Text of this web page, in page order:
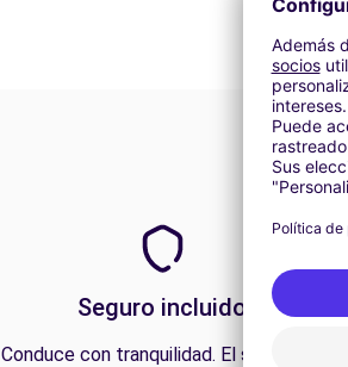
Seguro incluido
Conduce con tranquilidad. El seguro de